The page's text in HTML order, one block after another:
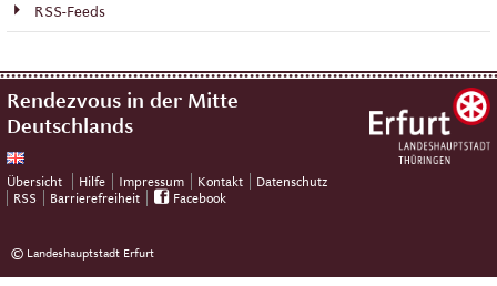
RSS-Feeds
Rendezvous in der Mitte
Deutschlands
Übersicht Hilfe Impressum Kontakt
Datenschutz
RSS
Barrierefreiheit Facebook
© Landeshauptstadt Erfurt